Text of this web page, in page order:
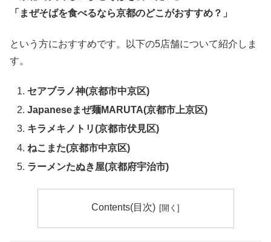
「まぜそばを食べるなら京都のどこがおすすめ？」
という方におすすめです。以下の5店舗について紹介しま
す。
セアブラノ神(京都市中京区)
Japaneseまぜ麺MARUTA(京都市上京区)
キラメキノトリ(京都市伏見区)
ねこまた(京都市中京区)
ラーメンたぬき屋(京都府宇治市)
Contents(目次)